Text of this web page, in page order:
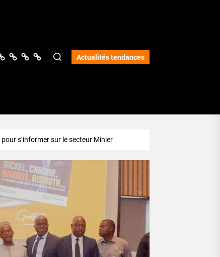
Lifestyle
OpinionsServices Actualités tendances
s’informer sur le secteur Minier